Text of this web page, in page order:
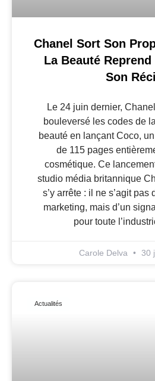
Chanel Sort Son
La Beauté
Son
Le 24 juin dernier,
bouleversé les codes de
beauté en lançant Coco,
de 115 pages
cosmétique. Ce
studio média britannique
s’y arrête : il ne s’agit pas
marketing, mais d’un
pour toute
Carole Delva 30
Actualités